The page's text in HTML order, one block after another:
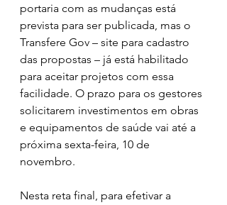
portaria com as mudanças está
prevista para ser publicada, mas o
Transfere Gov – site para cadastro
das propostas – já está habilitado
para aceitar projetos com essa
facilidade. O prazo para os gestores
solicitarem investimentos em obras
e equipamentos de saúde vai até a
próxima sexta-feira, 10 de
novembro.
Nesta reta final, para efetivar a